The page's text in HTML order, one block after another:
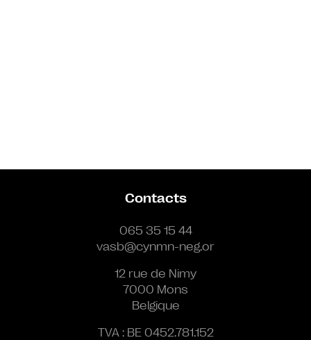
Contacts
065 35 15 44
vasb@cynmn-neg.or
12 rue de Nimy
7000 Mons
Belgique
TVA : BE 0452.781.152